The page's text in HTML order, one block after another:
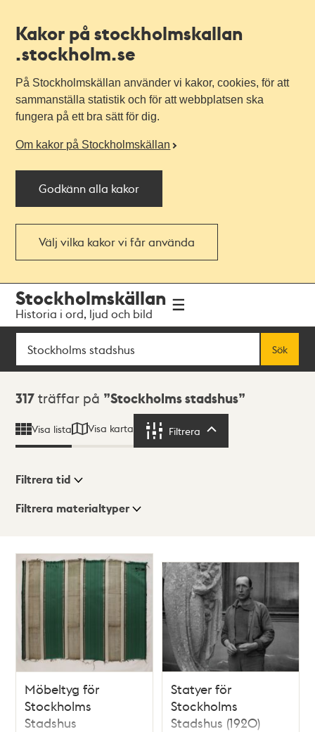
Kakor på stockholmskallan
.stockholm.se
På Stockholmskällan använder vi kakor, cookies, för att
sammanställa statistik och för att webbplatsen ska
fungera på ett bra sätt för dig.
Om kakor på Stockholmskällan
Godkänn alla kakor
Välj vilka kakor vi får använda
navigationen
huvudinnehållet
Stockholmskällan
Historia i ord, ljud och bild
Sök
Sök
Sökresultat
317 träffar på Stockholms stadshus
Visa lista Visa karta Filtrera
Visningsläge
Lista
Karta
Filtrera tid
Filtrera materialtyper
träffar
Möbeltyg för
Stockholms
Stadshus
Statyer för
Stockholms
Stadshus (1920)